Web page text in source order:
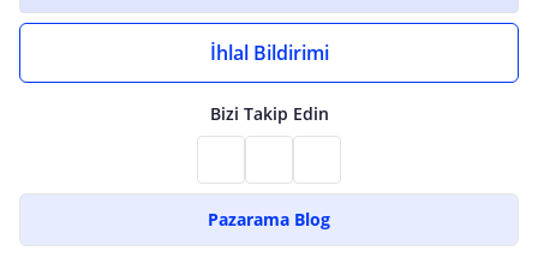
İhlal Bildirimi
Bizi Takip Edin
Pazarama Blog